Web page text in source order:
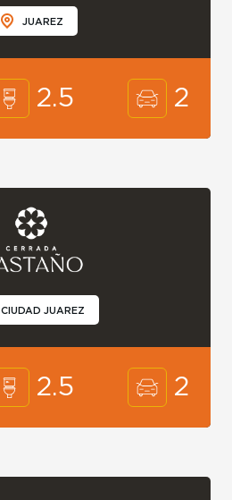
JUAREZ
2.5 2
CIUDAD JUAREZ
2.5 2